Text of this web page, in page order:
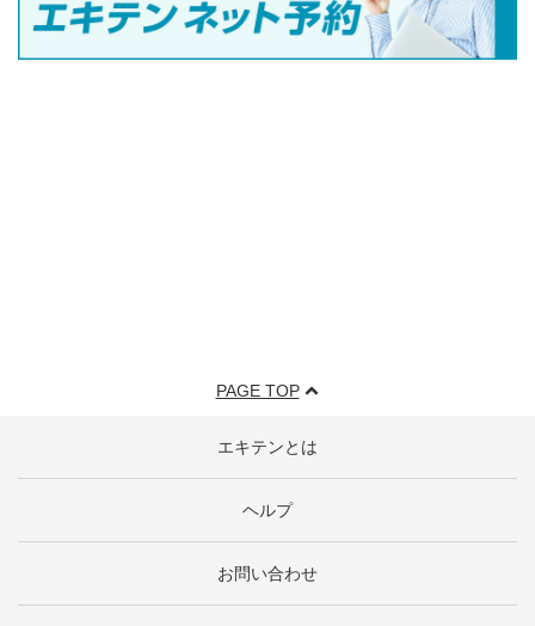
PAGE TOP
エキテンとは
ヘルプ
お問い合わせ